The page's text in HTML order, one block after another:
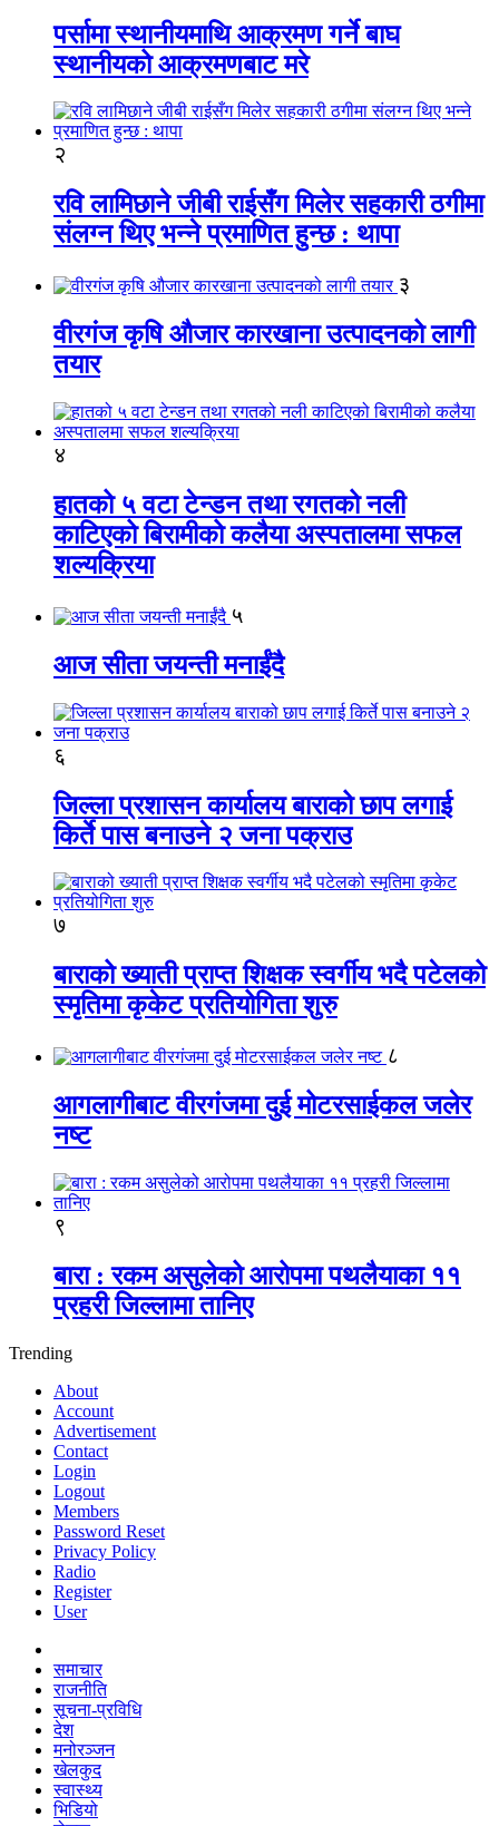
पर्सामा स्थानीयमाथि आक्रमण गर्ने बाघ
स्थानीयको आक्रमणबाट मरे
२
रवि लामिछाने जीबी राईसँग मिलेर सहकारी ठगीमा
संलग्न थिए भन्ने प्रमाणित हुन्छ : थापा
३
वीरगंज कृषि औजार कारखाना उत्पादनको लागी
तयार
४
हातको ५ वटा टेन्डन तथा रगतको नली
काटिएको बिरामीको कलैया अस्पतालमा सफल
शल्यक्रिया
५
आज सीता जयन्ती मनाईंदै
६
जिल्ला प्रशासन कार्यालय बाराको छाप लगाई
किर्ते पास बनाउने २ जना पक्राउ
७
बाराको ख्याती प्राप्त शिक्षक स्वर्गीय भदै पटेलको
स्मृतिमा कृकेट प्रतियोगिता शुरु
८
आगलागीबाट वीरगंजमा दुई मोटरसाईकल जलेर
नष्ट
९
बारा : रकम असुलेको आरोपमा पथलैयाका ११
प्रहरी जिल्लामा तानिए
Trending
About
Account
Advertisement
Contact
Login
Logout
Members
Password Reset
Privacy Policy
Radio
Register
User
समाचार
राजनीति
सूचना-प्रविधि
देश
मनोरञ्जन
खेलकुद
स्वास्थ्य
भिडियो